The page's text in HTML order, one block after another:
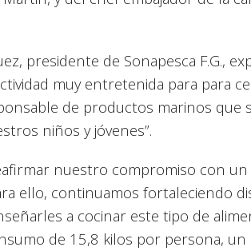
presidente de Sonapesca F.G.,
muy entretenida para para
de productos marinos que
niños y jóvenes”.
nuestro compromiso con
ello, continuamos fortaleciendo
a cocinar este tipo de
de 15,8 kilos por persona,